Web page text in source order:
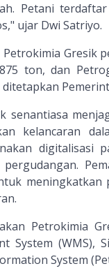
Petani
ujar Dwi Satriyo.
Gresik
ton, dan
senantiasa
kelancaran
digitalisasi
meningkatkan
Petrokimia
System (WMS),
System